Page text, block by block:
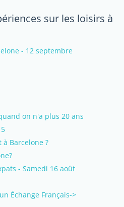
sur les loisirs à
- 12 septembre
on n'a plus 20 ans
Barcelone ?
- Samedi 16 août
Échange Français->